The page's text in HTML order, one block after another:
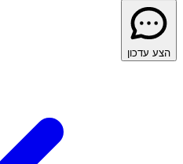
הצע עדכון